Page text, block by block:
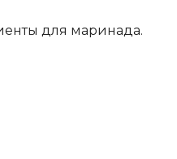
для маринада.